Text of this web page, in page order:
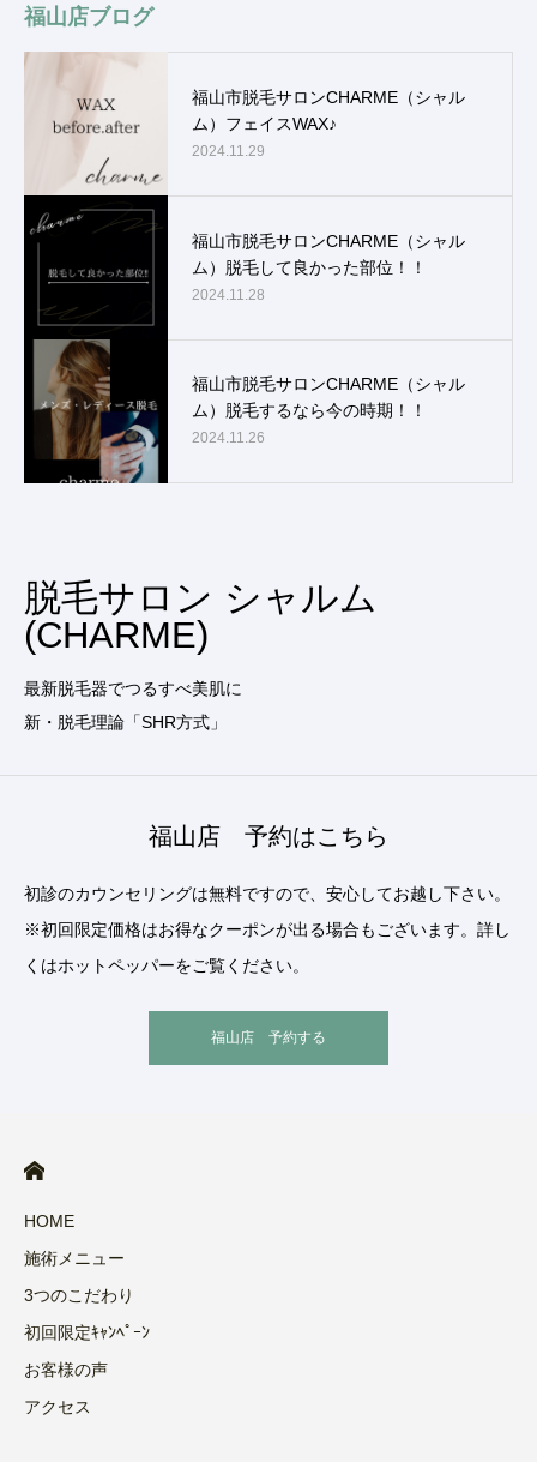
福山店ブログ
福山市脱毛サロンCHARME（シャル
ム）フェイスWAX♪
2024.11.29
福山市脱毛サロンCHARME（シャル
ム）脱毛して良かった部位！！
2024.11.28
福山市脱毛サロンCHARME（シャル
ム）脱毛するなら今の時期！！
2024.11.26
脱毛サロン シャルム
(CHARME)
最新脱毛器でつるすべ美肌に
新・脱毛理論「SHR方式」
福山店 予約はこちら
初診のカウンセリングは無料ですので、安心してお越し下さい。
※初回限定価格はお得なクーポンが出る場合もございます。詳し
くはホットペッパーをご覧ください。
福山店 予約する
HOME
施術メニュー
3つのこだわり
初回限定ｷｬﾝﾍﾟｰﾝ
お客様の声
アクセス